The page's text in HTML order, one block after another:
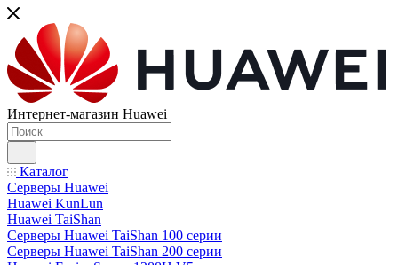
Интернет-магазин Huawei
Каталог
Серверы Huawei
Huawei KunLun
Huawei TaiShan
Серверы Huawei TaiShan 100 серии
Серверы Huawei TaiShan 200 серии